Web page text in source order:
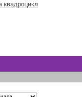
квадроцикл